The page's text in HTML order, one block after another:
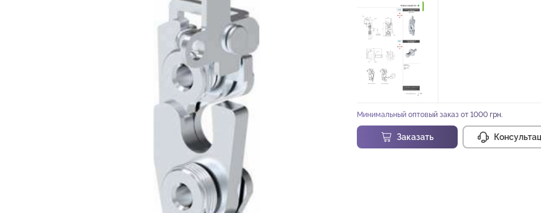
Минимальный оптовый заказ от 1000 грн.
Заказать